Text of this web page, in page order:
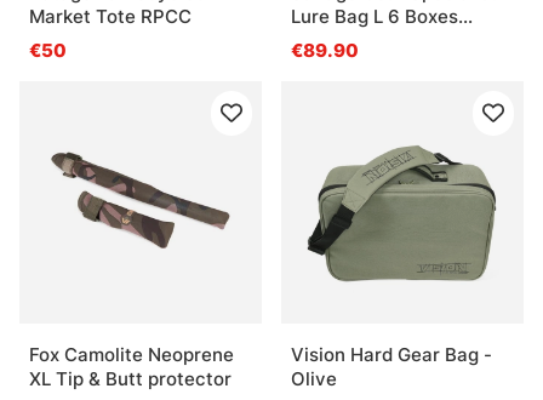
?
Market Tote RPCC
€50
Lure Bag L 6 Boxes
35x50x25cm 31L
€89.90
Fox Camolite Neoprene
XL Tip & Butt protector
Vision Hard Gear Bag -
Olive